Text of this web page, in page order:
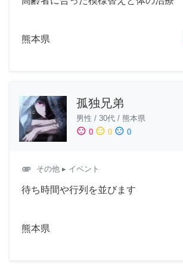
熊本県
孤独兄弟
男性 / 30代 / 熊本県
sentiment_satisfied 0 sentiment_neutral 0 sentiment_dissatisfied 0
attachment その他 ▸ イベント
待ち時間や行列を並びます
熊本県